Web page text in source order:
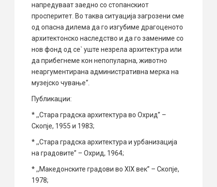
напредуваат заедно со стопанскиот
просперитет. Во таква ситуација загрозени сме
од опасна дилема да го изгубиме драгоценото
архитектонско наследство и да го замениме со
нов фонд од се` уште незрела архитектура или
да прибегнеме кон непопуларна, животно
неаргументирана административна мерка на
музејско чување“.
Публикации:
* ,,Стара градска архитектура во Охрид” –
Скопје, 1955 и 1983;
* ,,Стара градска архитектура и урбанизација
на градовите” – Охрид, 1964;
* ,,Македонските градови во XIX век” – Скопје,
1978;